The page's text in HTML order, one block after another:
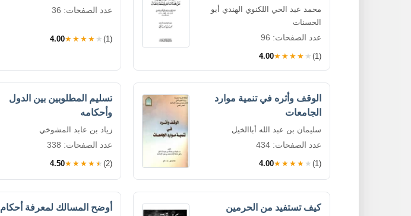
محمد عبد الحي اللكنوي الهندي أبو
الحسنات
عدد الصفحات: 96
4.00★★★★★ (1)
عدد الصفحات: 36
4.00★★★★★ (1)
الوقف وأثره في تنمية موارد
الجامعات
سليمان بن عبد الله أباالخيل
عدد الصفحات: 434
4.00★★★★★ (1)
تسليم المطلوبين بين الدول
وأحكامه
زياد بن عابد المشوخي
عدد الصفحات: 338
4.50★★★★★ (2)
كيف تستفيد من الحرمين أوضح المسالك لمعرفة أحكام